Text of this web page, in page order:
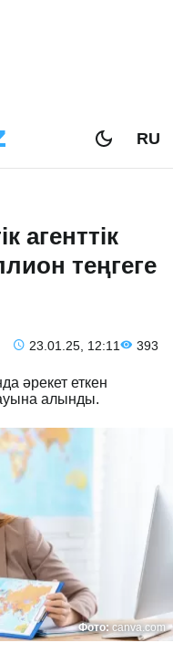
RU
агенттік
теңгеге
23.01.25, 12:11 393
әрекет еткен
алынды.
Фото:canva.com